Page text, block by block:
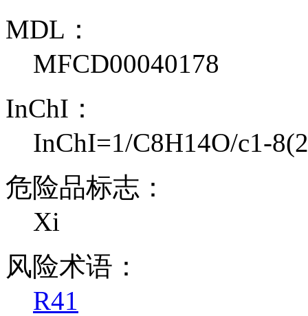
MDL：
MFCD00040178
InChI：
InChI=1/C8H14O/c1-
危险品标志：
Xi
风险术语：
R41